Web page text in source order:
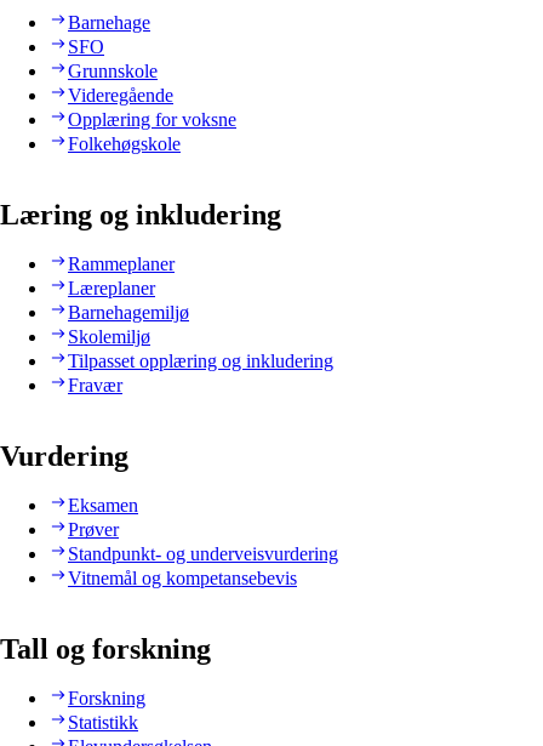
Barnehage
SFO
Grunnskole
Videregående
Opplæring for voksne
Folkehøgskole
Læring og inkludering
Rammeplaner
Læreplaner
Barnehagemiljø
Skolemiljø
Tilpasset opplæring og inkludering
Fravær
Vurdering
Eksamen
Prøver
Standpunkt- og underveisvurdering
Vitnemål og kompetansebevis
Tall og forskning
Forskning
Statistikk